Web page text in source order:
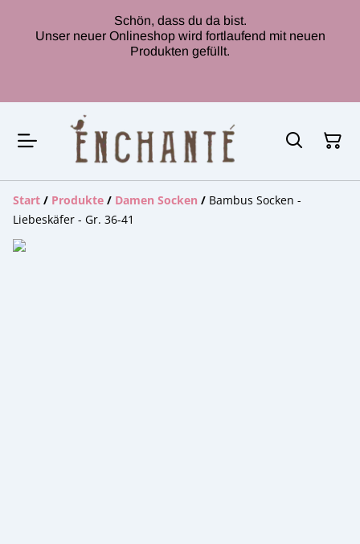
Schön, dass du da bist.
Unser neuer Onlineshop wird fortlaufend mit neuen
Produkten gefüllt.
Start / Produkte / Damen Socken / Bambus Socken -
Liebeskäfer - Gr. 36-41